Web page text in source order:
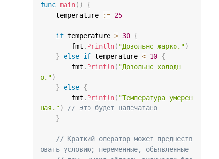
func main( )
{
    temperature
:= 25
if temperature > 30 {
        fmt
. Println( "Довольно жарко.")
}
else if temperature < 10 {
        fmt
. Println( "Довольно холодн
о.")
}
else {
        fmt
. Println( "Температура умерен
ная.")
// Это будет напечатано
}
// Краткий оператор может предшеств
овать условию; переменные, объявленные